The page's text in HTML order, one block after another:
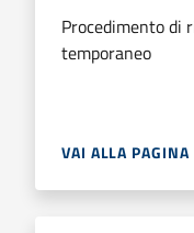
Procedimento di
temporaneo
VAI ALLA PAGINA